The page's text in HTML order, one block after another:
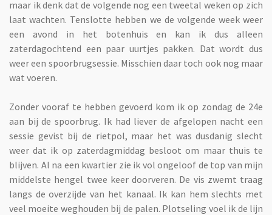
maar ik denk dat de volgende nog een tweetal weken op zich
laat wachten. Tenslotte hebben we de volgende week weer
een avond in het botenhuis en kan ik dus alleen
zaterdagochtend een paar uurtjes pakken. Dat wordt dus
weer een spoorbrugsessie. Misschien daar toch ook nog maar
wat voeren.
Zonder vooraf te hebben gevoerd kom ik op zondag de 24e
aan bij de spoorbrug. Ik had liever de afgelopen nacht een
sessie gevist bij de rietpol, maar het was dusdanig slecht
weer dat ik op zaterdagmiddag besloot om maar thuis te
blijven. Al na een kwartier zie ik vol ongeloof de top van mijn
middelste hengel twee keer doorveren. De vis zwemt traag
langs de overzijde van het kanaal. Ik kan hem slechts met
veel moeite weghouden bij de palen. Plotseling voel ik de lijn